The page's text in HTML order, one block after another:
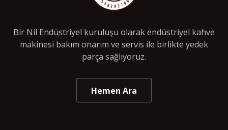
Bir Nil Endüstriyel kuruluşu olarak endüstriyel kahve
makinesi bakım onarım ve servis ile birlikte yedek
parça sağlıyoruz.
Hemen Ara